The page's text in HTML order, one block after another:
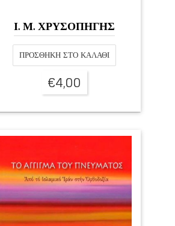
Ι. Μ. ΧΡΥΣΟΠΗΓΗΣ
ΠΡΟΣΘΉΚΗ ΣΤΟ ΚΑΛΆΘΙ
€4,00